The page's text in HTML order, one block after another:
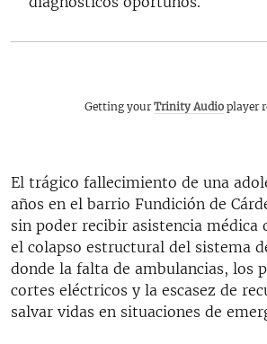
Getting yourTrinity Audio player
El trágico fallecimiento de una
años en el barrio Fundición de
sin poder recibir asistencia médica
el colapso estructural del sistema
donde la falta de ambulancias, los
cortes eléctricos y la escasez de
salvar vidas en situaciones de